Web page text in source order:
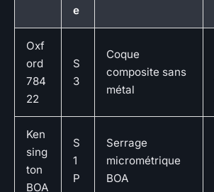
e
Oxf
ord
784
22
S
3
Coque
composite sans
métal
Ken
sing
ton
BOA
S
1
P
Serrage
micrométrique
BOA